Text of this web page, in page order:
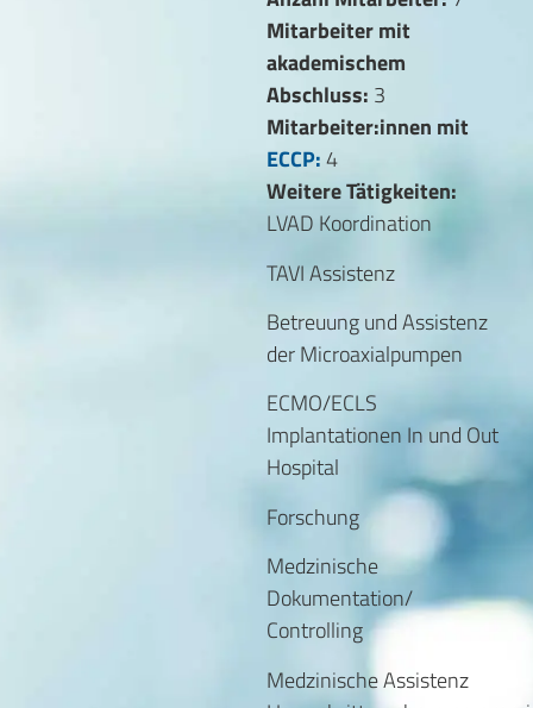
Mitarbeiter mit
akademischem
Abschluss: 3
Mitarbeiter:innen mit
ECCP:4
Weitere Tätigkeiten:
LVAD Koordination
TAVI Assistenz
Betreuung und Assistenz
der Microaxialpumpen
ECMO/ECLS
Implantationen In und Out
Hospital
Forschung
Medzinische
Dokumentation/
Controlling
Medzinische Assistenz